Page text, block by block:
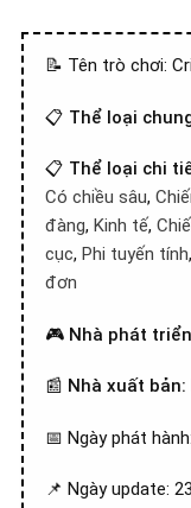
📝 Tên trò chơi:
📋 Thể loại
📋 Thể loại chi
Có chiều sâu,
đàng, Kinh tế,
cục, Phi tuyến tính,
đơn
🎮 Nhà phát
📰 Nhà xuất bản:
📅 Ngày phát
📌 Ngày update: